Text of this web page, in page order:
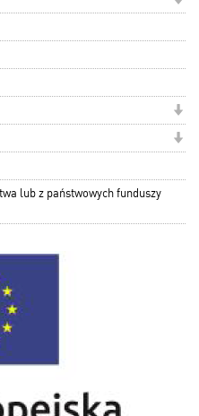
lub z państwowych funduszy